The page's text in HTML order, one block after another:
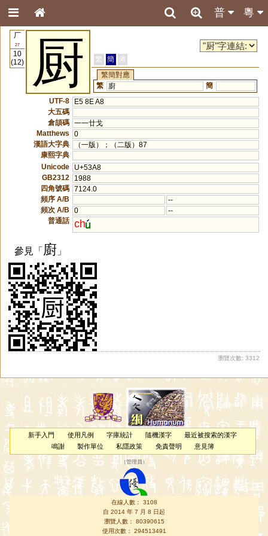
粵
普
厂
27
10
(12)
厨 繁 簡
港
繁簡對應
繁
廚
簡
UTF-8
E5 8E A8
大五碼
倉頡碼 一一廿戈
Matthews
0
漢語大字典
（一版）；（二版）87
康熙字典
Unicode
U+53A8
GB2312
1988
四角號碼 7124.0
頻序 A/B
--
頻次 A/B
0
--
普通話 ch
參見「廚 」
瀏覽次數: 3312
新手入門 使用凡例 字庫統計 隨機漢字
最近被搜索的漢字
鳴謝
製作單位 私隱政策 免責聲明 意見簿
（管理員 ）
在線人數： 3108
自 2014 年 7 月 8 日起
瀏覽人數： 80390615
使用次數： 294513491